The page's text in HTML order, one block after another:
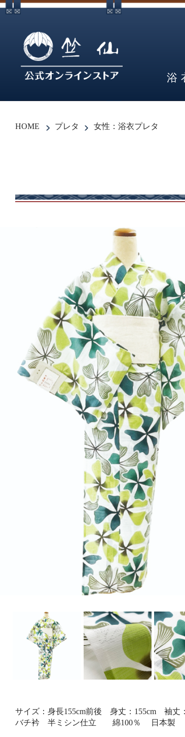
浴
HOME プレタ 女性：浴衣プレタ
サイズ：身長155cm前後 身丈：155cm 袖
バチ衿 半ミシン仕立 綿100％ 日本製